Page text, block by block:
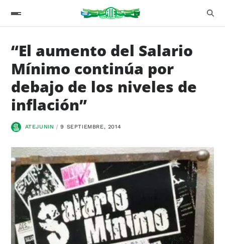
“El aumento del Salario
Mínimo continúa por
debajo de los niveles de
inflación”
ATEJUNIN 9 SEPTIEMBRE, 2014